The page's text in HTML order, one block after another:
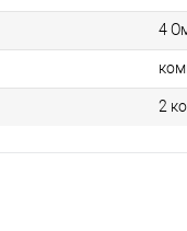
4
2